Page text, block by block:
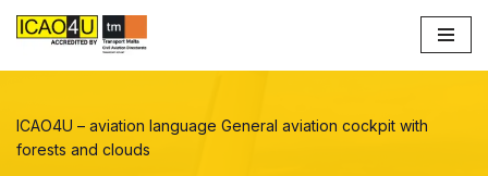
ICAO4U – aviation language General aviation cockpit with
forests and clouds